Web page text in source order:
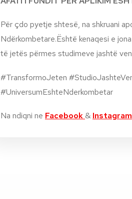
Për çdo pyetje shtesë, na shkruani
Ndërkombetare.Është kenaqesi e
të jetës përmes studimeve jashtë
#TransformoJeten
#UniversumEshteNderkombetar
Na ndiqni ne Facebook & Instagram